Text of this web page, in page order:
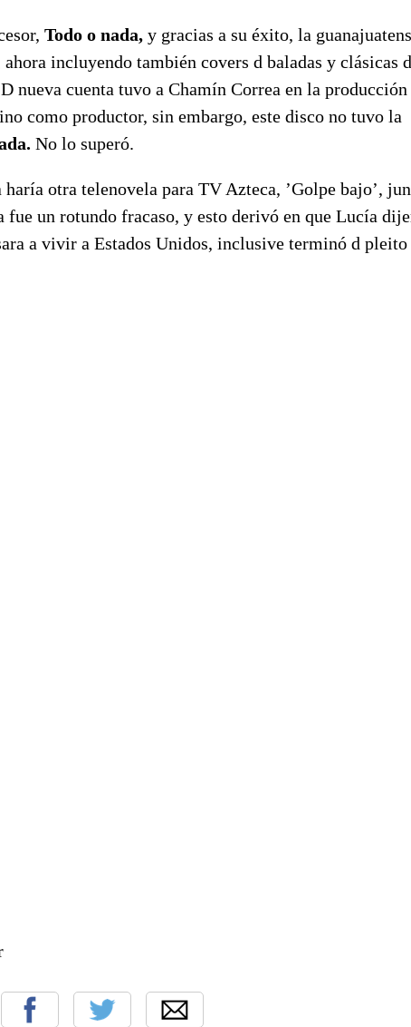
Todo o nada, y gracias a su éxito, la
incluyendo también covers d baladas y clásicas d
nueva cuenta tuvo a Chamín Correa en la
como productor, sin embargo, este disco no tuvo la
No lo superó.
otra telenovela para TV Azteca, ’Golpe bajo’,
un rotundo fracaso, y esto derivó en que Lucía
a vivir a Estados Unidos, inclusive terminó d pleito